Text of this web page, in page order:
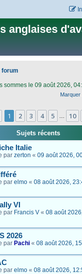
anglaises
forum
sommes le 09 août 2026,
Marquer
Page 1sur
1 2 3 4 5 10
Sujets récents
Italie
par zerton « 09 août 2026,
par elmo « 08 août 2026,
VI
par Francis V « 08 août
2026
par Pachi « 08 août 2026,
par elmo « 08 août 2026,